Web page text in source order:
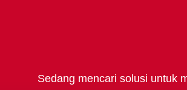
Sedang mencari solusi untuk